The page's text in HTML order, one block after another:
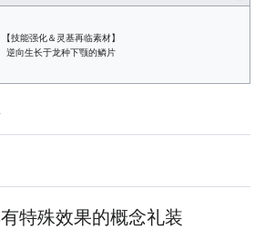
【技能强化＆灵基再临素材】
逆向生长于龙种下颚的鳞片
特殊效果的概念礼装